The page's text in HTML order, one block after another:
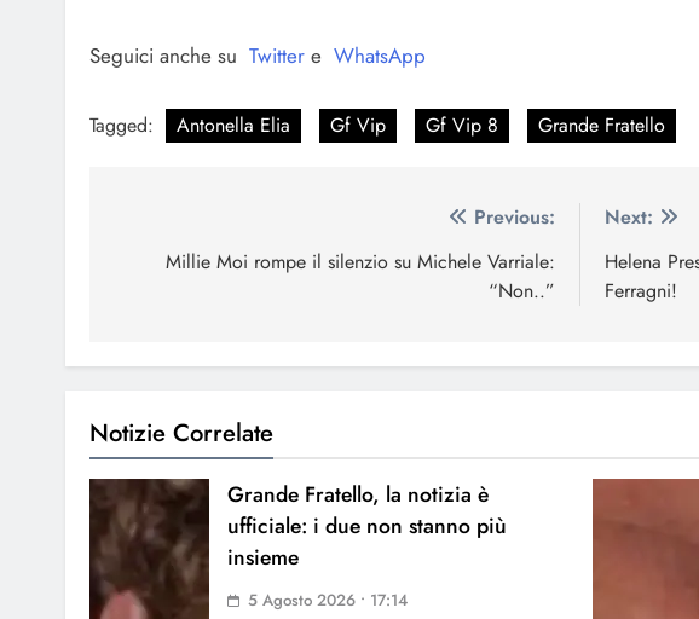
Seguici anche su Twitter e WhatsApp
Tagged: Antonella Elia Gf Vip Gf Vip 8 Grande Fratello
articoli
Previous:
Millie Moi rompe il silenzio su Michele Varriale:
“Non..”
Next:
Helena
Ferragni!
Notizie Correlate
Grande Fratello, la notizia è
ufficiale: i due non stanno più
insieme
5 Agosto 2026 • 17:14